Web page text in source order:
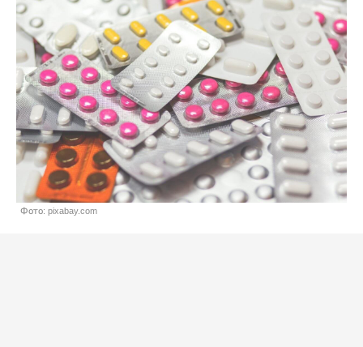
Фото: pixabay.com